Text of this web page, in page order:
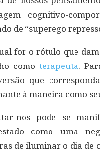
cognitivo-
de “superego
for o rótulo que
como terapeuta.
que
à maneira como
nos pode se
como uma
de iluminar o dia de